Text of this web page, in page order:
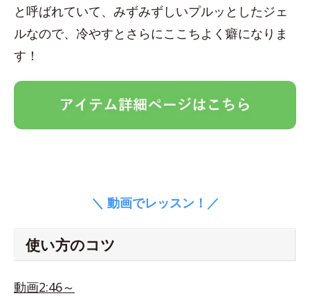
と呼ばれていて、みずみずしいプルッとしたジェ
ルなので、冷やすとさらにここちよく癖になりま
す！
＼ 動画でレッスン！／
使い方のコツ
動画2:46～